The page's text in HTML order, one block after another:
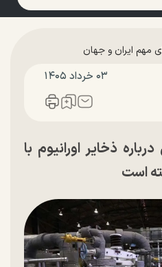
مهم ایران و جهان
۰۳ خرداد ۱۴۰۵
ذخایر اورانیوم با
است